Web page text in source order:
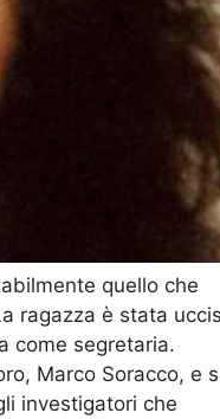
quello che
ragazza è stata
come segretaria.
Marco Soracco, e
investigatori che